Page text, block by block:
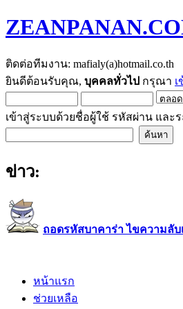
ติดต่อทีมงาน: mafialy(a)hotmail.co.th
ยินดีต้อนรับคุณ, บุคคลทั่วไป กรุณา
เข้าสู่ระบบด้วยชื่อผู้ใช้ รหัสผ่าน และ
ข่าว:
ถอดรหัสบาคาร่า ไขความลั
หน้าแรก
ช่วยเหลือ